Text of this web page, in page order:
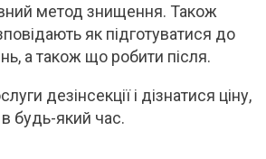
метод знищення. Також
як підготуватися до
а також що робити після.
дезінсекції і дізнатися ціну,
будь-який час.